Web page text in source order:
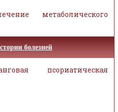
метаболического
болезней
псориатическая